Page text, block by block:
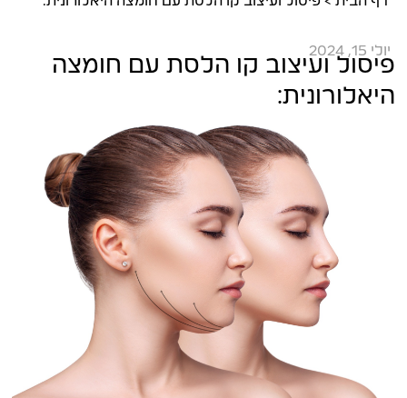
יולי 15, 2024
פיסול ועיצוב קו הלסת עם חומצה
היאלורונית: